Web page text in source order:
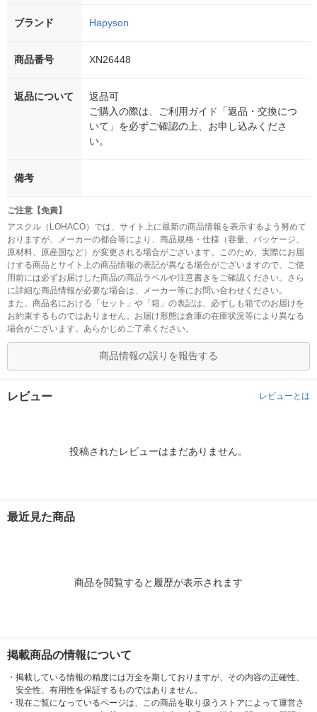
ブランド Hapyson
商品番号 XN26448
返品について
返品可
ご購入の際は、ご利用ガイド「返品・交換につ
いて」を必ずご確認の上、お申し込みくださ
い。
備考
ご注意【免責】
アスクル（LOHACO）では、サイト上に最新の商品情報を表示するよう努めて
おりますが、メーカーの都合等により、商品規格・仕様（容量、パッケージ、
原材料、原産国など）が変更される場合がございます。このため、実際にお届
けする商品とサイト上の商品情報の表記が異なる場合がございますので、ご使
用前には必ずお届けした商品の商品ラベルや注意書きをご確認ください。さら
に詳細な商品情報が必要な場合は、メーカー等にお問い合わせください。
また、商品名における「セット」や「箱」の表記は、必ずしも箱でのお届けを
お約束するものではありません。お届け形態は倉庫の在庫状況等により異なる
場合がございます。あらかじめご了承ください。
商品情報の誤りを報告する
レビュー レビューとは
投稿されたレビューはまだありません。
最近見た商品
商品を閲覧すると履歴が表示されます
掲載商品の情報について
・ 掲載している情報の精度には万全を期しておりますが、その内容の正確性、
安全性、有用性を保証するものではありません。
・ 現在ご覧になっているページは、この商品を取り扱うストアによって運営さ